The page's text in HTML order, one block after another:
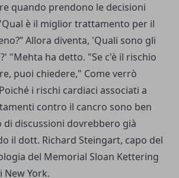
quando prendono le decisioni
è il miglior trattamento per il
Allora diventa, 'Quali sono gli
"Mehta ha detto. "Se c'è il rischio
puoi chiedere," Come verrò
i rischi cardiaci associati a
contro il cancro sono ben
discussioni dovrebbero già
il dott. Richard Steingart, capo del
del Memorial Sloan Kettering
New York.